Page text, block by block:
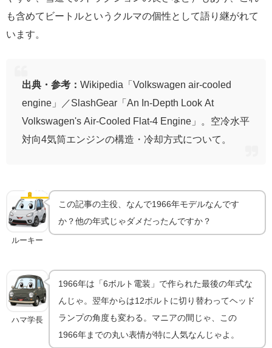
も含めてビートルというクルマの個性として語り継がれて
います。
出典・参考： Wikipedia「Volkswagen air-cooled
engine」／SlashGear「An In-Depth Look At
Volkswagen's Air-Cooled Flat-4 Engine」。空冷水平
対向4気筒エンジンの構造・冷却方式について。
🔋 1966年の意味
「6ボルト」最後の年式｜1966年モデルが特別な理由
ルーキー
この記事の主役、なんで1966年モデルなんです
か？他の年式じゃダメだったんですか？
ハマ学長
1966年は「6ボルト電装」で作られた最後の年式な
んじゃ。翌年からは12ボルトに切り替わってヘッド
ランプの角度も変わる。マニアの間じゃ、この
1966年までの丸い表情が特に人気なんじゃよ。